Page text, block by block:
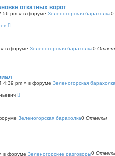
откатных ворот
pm » в форуме Зеленогорская барахолка0
» в форуме Зеленогорская барахолка0
4:39 pm » в форуме Зеленогорская барахолка
Зеленогорская барахолка0 Ответы
в форуме Зеленогорские разговоры0